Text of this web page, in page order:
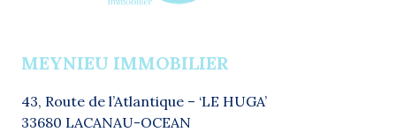
MEYNIEU IMMOBILIER
43, Route de l’Atlantique – ‘LE HUGA’
33680 LACANAU-OCEAN